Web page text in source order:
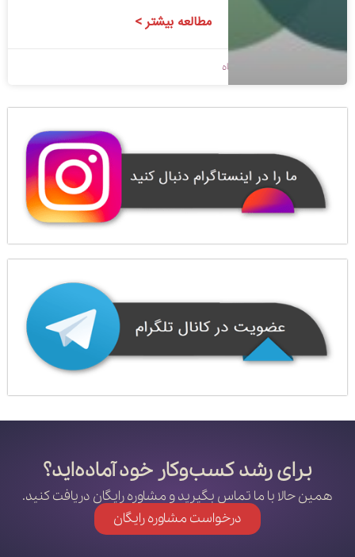
مطالعه بیشتر >
بدون دیدگاه
برای رشد کسب‌وکار خود آماده‌اید؟
همین حالا با ما تماس بگیرید و مشاوره رایگان دریافت کنید.
درخواست مشاوره رایگان